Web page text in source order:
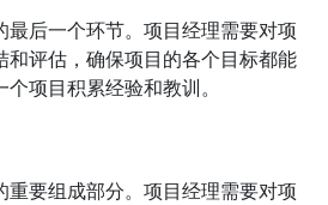
最后一个环节。项目经理需要对项
和评估，确保项目的各个目标都能
项目积累经验和教训。
重要组成部分。项目经理需要对项